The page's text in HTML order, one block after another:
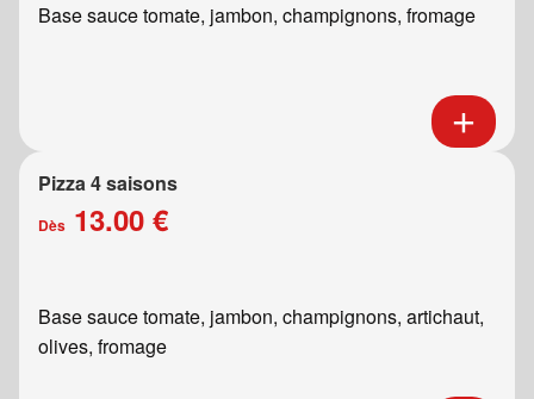
Base sauce tomate, jambon, champignons, fromage
Pizza 4 saisons
Dès 13.00 €
Base sauce tomate, jambon, champignons, artichaut,
olives, fromage